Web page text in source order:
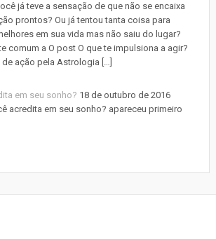
já teve a sensação de que não se encaixa
prontos? Ou já tentou tanta coisa para
em sua vida mas não saiu do lugar?
comum a O post O que te impulsiona a agir?
ação pela Astrologia […]
em seu sonho? 18 de outubro de 2016
acredita em seu sonho? apareceu primeiro